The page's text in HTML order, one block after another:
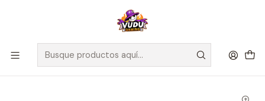
🚀 ¡Despachamos a todo Chile! Envío GRATIS a Regiones sobre
$100.000 y a RM sobre $35.000
Inicio Juegos de Mesa Editorial Maldito Games
Café - Español